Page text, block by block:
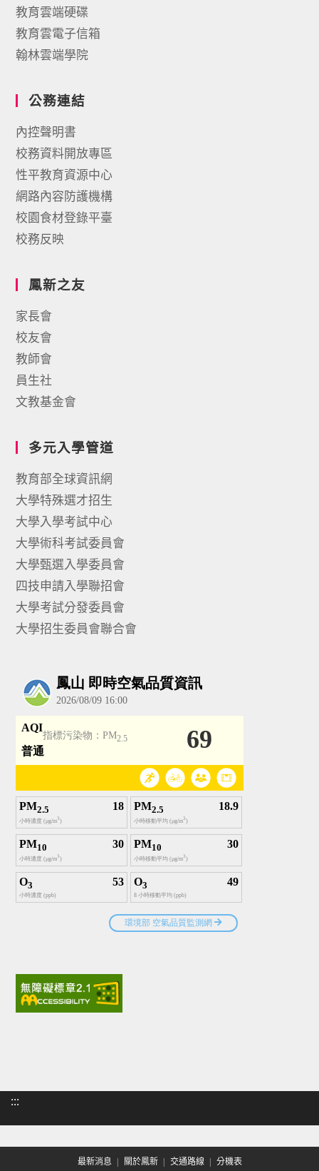
教育雲端硬碟
教育雲電子信箱
翰林雲端學院
公務連結
內控聲明書
校務資料開放專區
性平教育資源中心
網路內容防護機構
校園食材登錄平臺
校務反映
鳳新之友
家長會
校友會
教師會
員生社
文教基金會
多元入學管道
教育部全球資訊網
大學特殊選才招生
大學入學考試中心
大學術科考試委員會
大學甄選入學委員會
四技申請入學聯招會
大學考試分發委員會
大學招生委員會聯合會
:::
最新消息 關於鳳新 交通路線 分機表